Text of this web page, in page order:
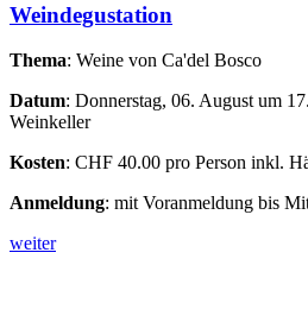
Weindegustation
Thema: Weine von Ca'del Bosco
Datum: Donnerstag, 06. August um
Weinkeller
Kosten: CHF 40.00 pro Person inkl.
Anmeldung: mit Voranmeldung bis
weiter